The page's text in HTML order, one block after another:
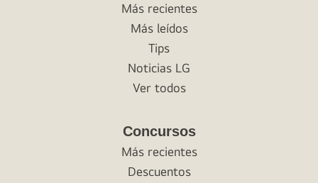
Más recientes
Más leídos
Tips
Noticias LG
Ver todos
Concursos
Más recientes
Descuentos